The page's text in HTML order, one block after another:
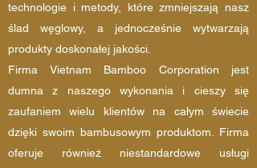
technologie i metody, które zmniejszają nasz
ślad węglowy, a jednocześnie wytwarzają
produkty doskonałej jakości.
Firma Vietnam Bamboo Corporation jest
dumna z naszego wykonania i cieszy się
zaufaniem wielu klientów na całym świecie
dzięki swoim bambusowym produktom. Firma
oferuje również niestandardowe usługi